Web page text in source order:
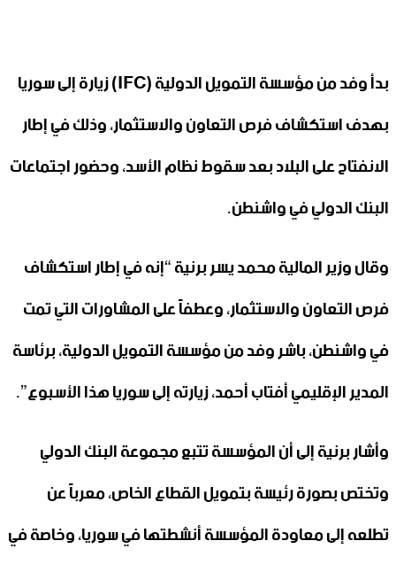
بدأ وفد من مؤسسة التمويل الدولية (IFC) زيارة إلى سوريا
بهدف استكشاف فرص التعاون والاستثمار، وذلك في إطار
الانفتاح على البلاد بعد سقوط نظام الأسد، وحضور اجتماعات
البنك الدولي في واشنطن.
وقال وزير المالية محمد يسر برنية “إنه في إطار استكشاف
فرص التعاون والاستثمار، وعطفاً على المشاورات التي تمت
في واشنطن، باشر وفد من مؤسسة التمويل الدولية، برئاسة
المدير الإقليمي أفتاب أحمد، زيارته إلى سوريا هذا الأسبوع”.
وأشار برنية إلى أن المؤسسة تتبع مجموعة البنك الدولي
وتختص بصورة رئيسة بتمويل القطاع الخاص، معرباً عن
تطلعه إلى معاودة المؤسسة أنشطتها في سوريا، وخاصة في